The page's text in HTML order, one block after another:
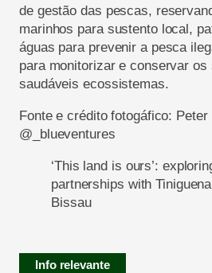
de gestão das pescas,
marinhos para sustento local,
águas para prevenir a pesca
para monitorizar e conservar
saudáveis ecossistemas.
Fonte e crédito fotogáfico:
@_blueventures
‘This land is ours’:
partnerships with
Bissau
Info relevante